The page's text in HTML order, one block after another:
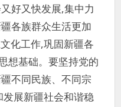
好又快发展,集中力
各族群众生活更加
化工作,巩固新疆各
想基础。要坚持党的
不同民族、不同宗
展新疆社会和谐稳